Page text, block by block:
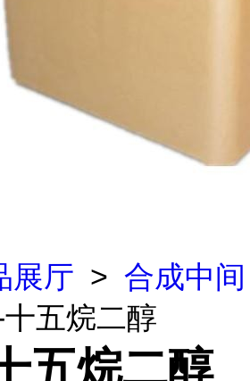
展厅 > 合成中间
五烷二醇
五烷二醇